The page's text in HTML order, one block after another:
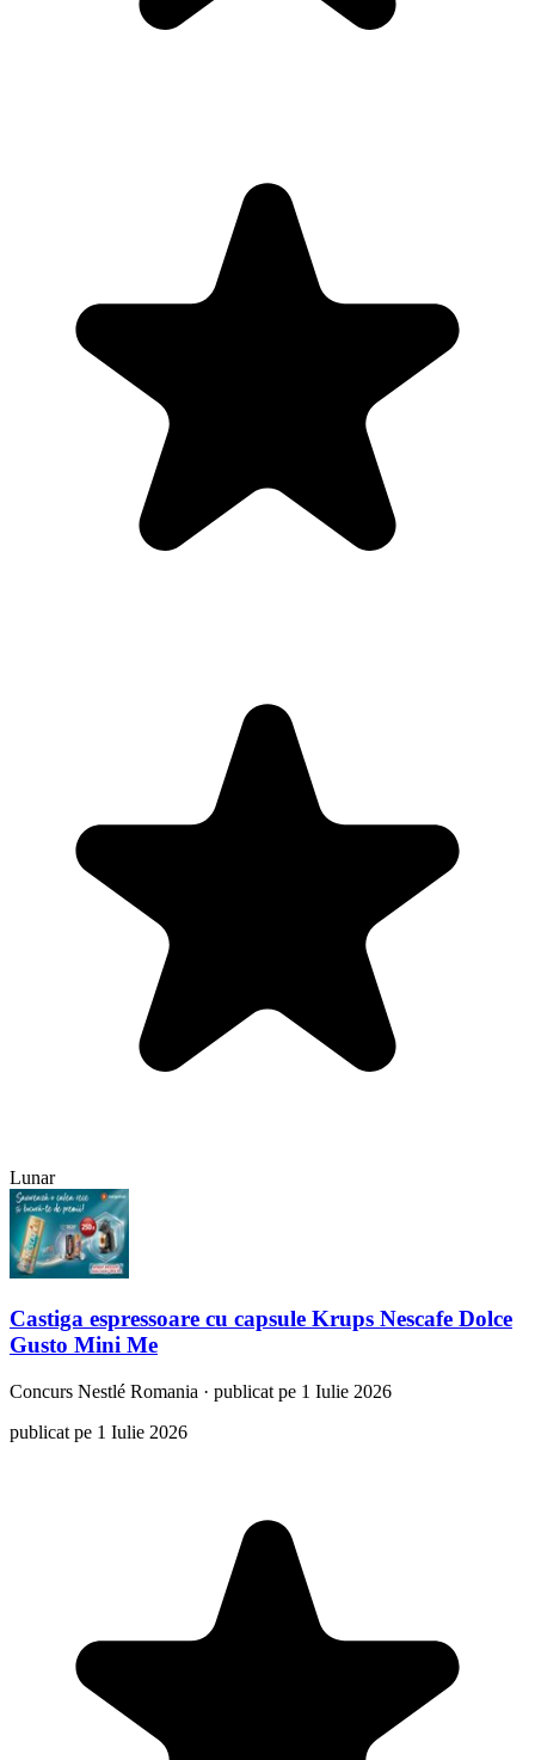
Lunar
Castiga espressoare cu capsule Krups Nescafe Dolce
Gusto Mini Me
Concurs Nestlé Romania · publicat pe 1 Iulie 2026
publicat pe 1 Iulie 2026